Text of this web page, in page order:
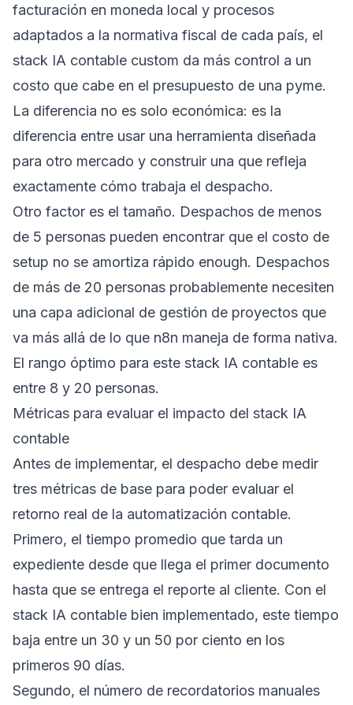
facturación en moneda local y procesos
adaptados a la normativa fiscal de cada país, el
stack IA contable custom da más control a un
costo que cabe en el presupuesto de una pyme.
La diferencia no es solo económica: es la
diferencia entre usar una herramienta diseñada
para otro mercado y construir una que refleja
exactamente cómo trabaja el despacho.
Otro factor es el tamaño. Despachos de menos
de 5 personas pueden encontrar que el costo de
setup no se amortiza rápido enough. Despachos
de más de 20 personas probablemente necesiten
una capa adicional de gestión de proyectos que
va más allá de lo que n8n maneja de forma nativa.
El rango óptimo para este stack IA contable es
entre 8 y 20 personas.
Métricas para evaluar el impacto del stack IA
contable
Antes de implementar, el despacho debe medir
tres métricas de base para poder evaluar el
retorno real de la automatización contable.
Primero, el tiempo promedio que tarda un
expediente desde que llega el primer documento
hasta que se entrega el reporte al cliente. Con el
stack IA contable bien implementado, este tiempo
baja entre un 30 y un 50 por ciento en los
primeros 90 días.
Segundo, el número de recordatorios manuales